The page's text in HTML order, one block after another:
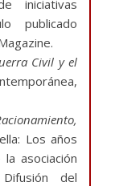
iniciativas
publicado
Civil y el
Los años
asociación
del